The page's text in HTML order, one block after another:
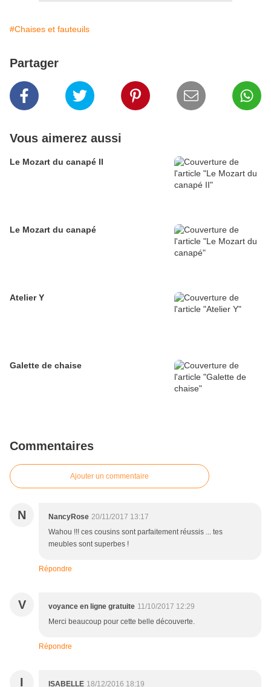
#Chaises et fauteuils
Partager
Vous aimerez aussi
Le Mozart du canapé II
Le Mozart du canapé
Atelier Y
Galette de chaise
Commentaires
Ajouter un commentaire
N NancyRose 20/11/2017 13:17
Wahou !!! ces cousins sont parfaitement réussis ... tes
meubles sont superbes !
Répondre
V voyance en ligne gratuite 11/10/2017 12:29
Merci beaucoup pour cette belle découverte.
Répondre
I ISABELLE 18/12/2016 18:19